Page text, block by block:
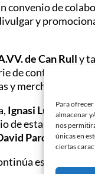
Para
almacenar
nos
únicas en
ciertas
convenio de
y
de Can Rully
de
y merchandising,
Ignasi Lúquez, el
de esta
Parcerisas
estrechando